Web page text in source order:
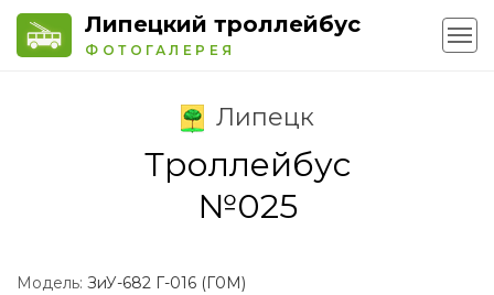
Липецкий троллейбус
ФОТОГАЛЕРЕЯ
Липецк
Троллейбус
№025
Модель: ЗиУ-682 Г-016 (Г0М)